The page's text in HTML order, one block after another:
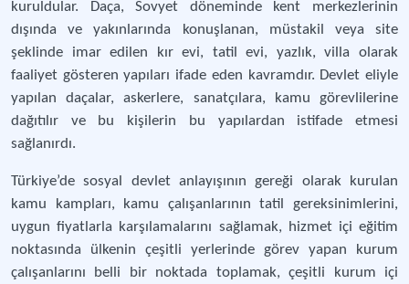
kuruldular. Daça, Sovyet döneminde kent merkezlerinin
dışında ve yakınlarında konuşlanan, müstakil veya site
şeklinde imar edilen kır evi, tatil evi, yazlık, villa olarak
faaliyet gösteren yapıları ifade eden kavramdır. Devlet eliyle
yapılan daçalar, askerlere, sanatçılara, kamu görevlilerine
dağıtılır ve bu kişilerin bu yapılardan istifade etmesi
sağlanırdı.
Türkiye’de sosyal devlet anlayışının gereği olarak kurulan
kamu kampları, kamu çalışanlarının tatil gereksinimlerini,
uygun fiyatlarla karşılamalarını sağlamak, hizmet içi eğitim
noktasında ülkenin çeşitli yerlerinde görev yapan kurum
çalışanlarını belli bir noktada toplamak, çeşitli kurum içi